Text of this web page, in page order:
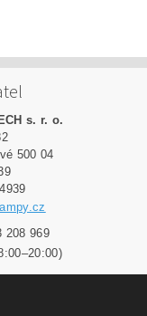
s. r. o.
500 04
208 969